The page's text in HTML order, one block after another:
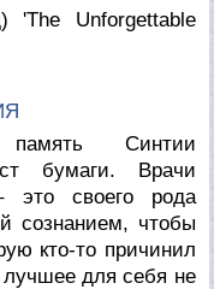
Unforgettable
память Синтии
бумаги. Врачи
это своего рода
сознанием, чтобы
кто-то причинил
для себя не